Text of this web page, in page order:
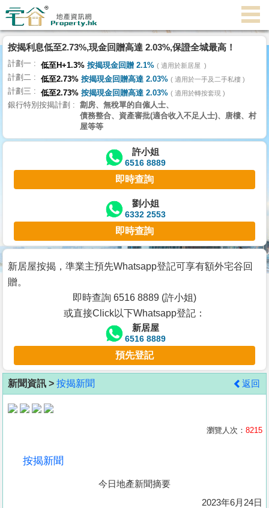
理
主
頁
搵
樓/
交
業
主
宅
谷
按
客
地
產
按揭利息低至2.73%,現金回贈高達 2.03%,保證全城最高！
計劃一 低至H+1.3% 按揭現金回贈 2.1% 適用於新居屋
計劃二 低至2.73% 按揭現金回贈高達 2.03% 適用於一手及二手私樓
計劃三 低至2.73% 按揭現金回贈高達 2.03% 適用於轉按套現
銀行特別按揭計劃
劏房、無稅單的自僱人士、
債務整合、資產審批(適合收入不足人士)、唐樓、村
屋等等
許小姐
6516 8889
即時查詢
劉小姐
6332 2553
即時查詢
新居屋按揭，準業主預先Whatsapp登記可享有額外宅谷回
贈。
即時查詢 6516 8889 (許小姐)
或直接Click以下Whatsapp登記：
新居屋
6516 8889
預先登記
新聞資訊 > 按揭新聞 返回
瀏覽人次： 8215
按揭新聞
今日地產新聞摘要
2023年6月24日